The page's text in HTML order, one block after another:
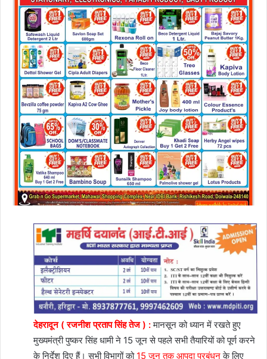
देहरादून ( रजनीश प्रताप सिंह तेज ) : मानसून को ध्यान में रखते हुए
मुख्यमंत्री पुष्कर सिंह धामी ने 15 जून से पहले सभी तैयारियों को पूर्ण करने
के निर्देश दिए हैं। सभी विभागों को 15 जून तक आपदा प्रबंधनके लिए